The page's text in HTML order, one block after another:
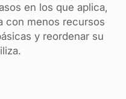
en los que aplica,
con menos recursos
y reordenar su